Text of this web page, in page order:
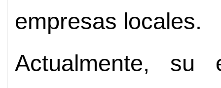
empresas locales.
Actualmente, su